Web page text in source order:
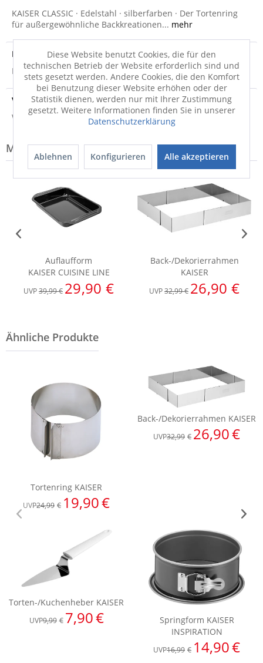
KAISER CLASSIC · Edelstahl · silberfarben · Der Tortenring
für außergewöhnliche Backkreationen... mehr
Produktsicherheit
Produktsicherheit
Versandinfo
Weitere Informationen zum Versand...
Modell-Familie: KAISER
Auflaufform
KAISER CUISINE LINE
UVP39,99 € 29,90 €
Back-/Dekorierrahmen
KAISER
UVP32,99 € 26,90 €
Diese Website benutzt Cookies, die für den
technischen Betrieb der Website erforderlich sind und
stets gesetzt werden. Andere Cookies, die den Komfort
bei Benutzung dieser Website erhöhen oder der
Statistik dienen, werden nur mit Ihrer Zustimmung
gesetzt. Weitere Informationen finden Sie in unserer
Datenschutzerklärung
Ablehnen Konfigurieren Alle akzeptieren